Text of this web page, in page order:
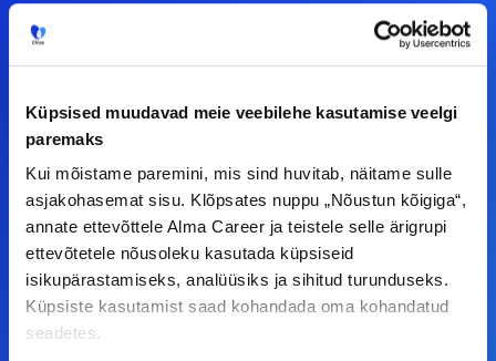
Küpsised muudavad meie veebilehe kasutamise veelgi
paremaks
Kui mõistame paremini, mis sind huvitab, näitame sulle
asjakohasemat sisu. Klõpsates nuppu „Nõustun kõigiga“,
annate ettevõttele Alma Career ja teistele selle ärigrupi
ettevõtetele nõusoleku kasutada küpsiseid
isikupärastamiseks, analüüsiks ja sihitud turunduseks.
Küpsiste kasutamist saad kohandada oma kohandatud
seadetes.
Tööelublogi.ee lehelt leiad kõik vajaliku, et olla
kursis tööturu uudistega. Kui sul on
ettepanekuid erinevate teemade osas või soovid
teha koostööd, siis võta meiega julgelt ühendust.
F
I
L
Y